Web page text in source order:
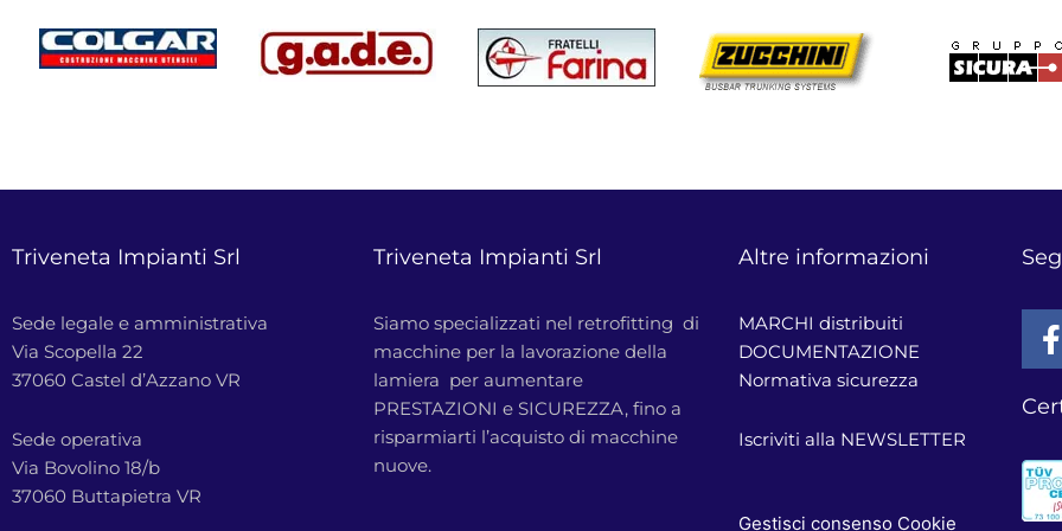
Triveneta Impianti Srl
Sede legale e amministrativa
Via Scopella 22
37060 Castel d’Azzano VR
Sede operativa
Via Bovolino 18/b
37060 Buttapietra VR
Triveneta Impianti Srl
Siamo specializzati nel retrofitting di
macchine per la lavorazione della
lamiera per aumentare
PRESTAZIONI e SICUREZZA, fino a
risparmiarti l’acquisto di macchine
nuove.
Altre informazioni
MARCHI distribuiti
DOCUMENTAZIONE
Normativa sicurezza
Iscriviti alla NEWSLETTER
Gestisci consenso Cookie
F
a